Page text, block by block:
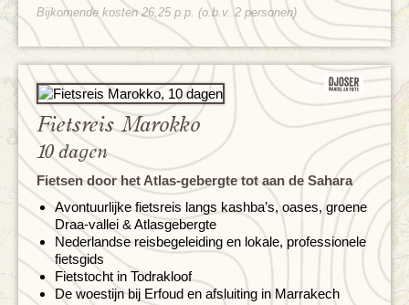
Bijkomende kosten 26,25 p.p. (o.b.v. 2 personen)
Fietsreis Marokko
10 dagen
Fietsen door het Atlas-gebergte tot aan de Sahara
Avontuurlijke fietsreis langs kashba’s, oases, groene
Draa-vallei & Atlasgebergte
Nederlandse reisbegeleiding en lokale, professionele
fietsgids
Fietstocht in Todrakloof
De woestijn bij Erfoud en afsluiting in Marrakech